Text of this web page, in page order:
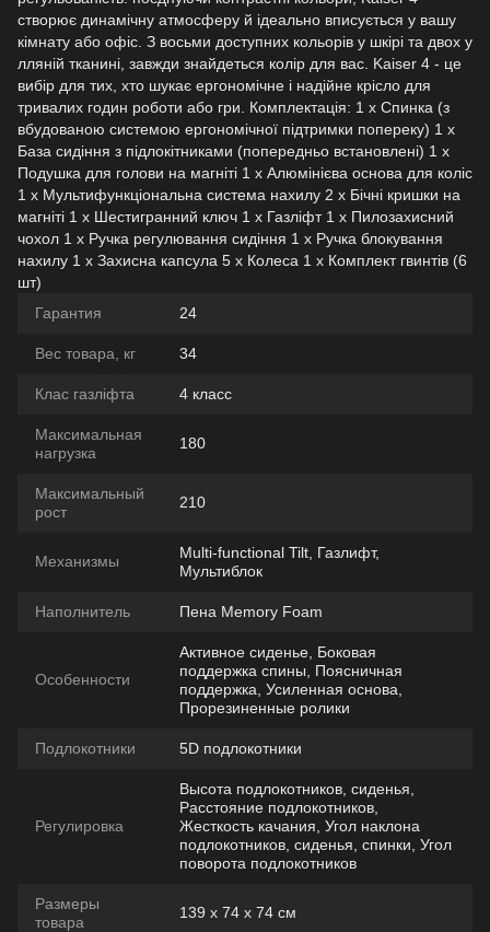
створює динамічну атмосферу й ідеально вписується у вашу
кімнату або офіс. З восьми доступних кольорів у шкірі та двох у
лляній тканині, завжди знайдеться колір для вас. Kaiser 4 - це
вибір для тих, хто шукає ергономічне і надійне крісло для
тривалих годин роботи або гри. Комплектація: 1 х Спинка (з
вбудованою системою ергономічної підтримки попереку) 1 х
База сидіння з підлокітниками (попередньо встановлені) 1 х
Подушка для голови на магніті 1 х Алюмінієва основа для коліс
1 х Мультифункціональна система нахилу 2 х Бічні кришки на
магніті 1 х Шестигранний ключ 1 х Газліфт 1 х Пилозахисний
чохол 1 х Ручка регулювання сидіння 1 х Ручка блокування
нахилу 1 х Захисна капсула 5 х Колеса 1 х Комплект гвинтів (6
шт)
Гарантия
24
Вес товара, кг 34
Клас газліфта 4 класс
Максимальная
нагрузка
180
Максимальный
рост
210
Механизмы
Multi-functional Tilt, Газлифт,
Мультиблок
Наполнитель Пена Memory Foam
Особенности
Активное сиденье, Боковая
поддержка спины, Поясничная
поддержка, Усиленная основа,
Прорезиненные ролики
Подлокотники 5D подлокотники
Регулировка
Высота подлокотников, сиденья,
Расстояние подлокотников,
Жесткость качания, Угол наклона
подлокотников, сиденья, спинки, Угол
поворота подлокотников
Размеры
товара
139 х 74 х 74 см